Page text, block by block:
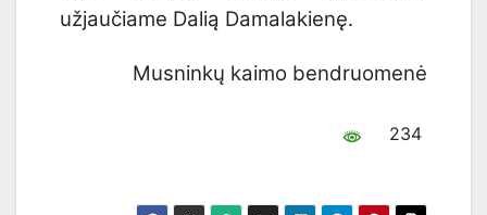
užjaučiame Dalią Damalakienę.
Musninkų kaimo bendruomenė
234